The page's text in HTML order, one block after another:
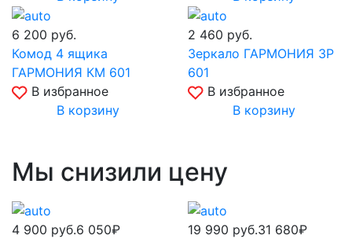
6 200 руб.
Комод 4 ящика
ГАРМОНИЯ КМ 601
В избранное
В корзину
2 460 руб.
Зеркало ГАРМОНИЯ ЗР
601
В избранное
В корзину
Мы снизили цену
4 900 руб.6 050₽
19 990 руб.31 680₽